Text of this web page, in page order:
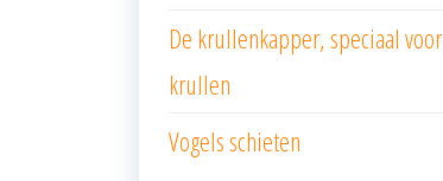
De krullenkapper, speciaal voor
krullen
Vogels schieten